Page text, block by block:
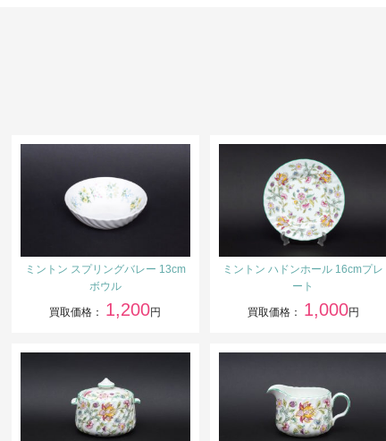
ミントン スプリングバレー 13cm
ボウル
買取価格： 1,200円
ミントン ハドンホール 16cmプレ
ート
買取価格： 1,000円